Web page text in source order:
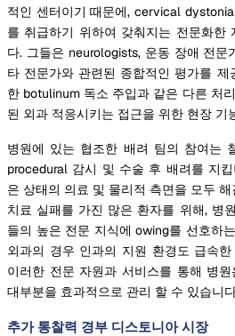
적인 센터이기 때문에, cervical
를 취급하기 위하여 갖춰지는 전문화한
다. 그들은 neurologists, 운동 장애 전
타 전문가와 관련된 종합적인 평가를
한 botulinum 독소 주입과 같은 다른 처
된 외과 적응시키는 접근을 위한 현장 기
병원에 있는 협조한 배려 팀의 참여는
procedural 감시 및 수술 후 배려를 지
은 상태의 의료 및 물리적 측면을 모두
치료 실패를 가진 많은 환자를 위해, 병
들의 높은 전문 지식에 owing를 선호하
외과의 경우 인과의 지원 환경도 급속
이러한 전문 자원과 서비스를 통해 병
대부분을 효과적으로 관리 할 수 있습니
추가 통찰력 경부 디스토니아 시장